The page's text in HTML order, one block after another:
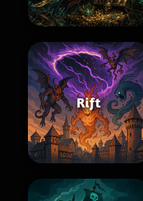
Rift